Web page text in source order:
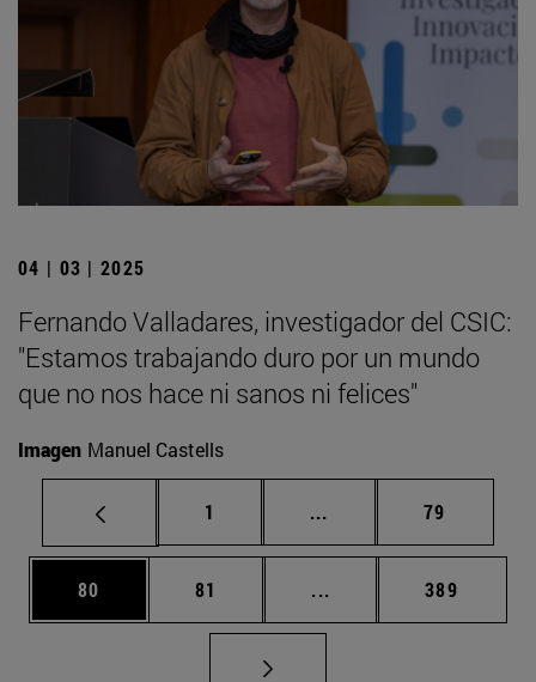
04 | 03 | 2025
Fernando Valladares, investigador del CSIC:
"Estamos trabajando duro por un mundo
que no nos hace ni sanos ni felices"
Imagen Manuel Castells
Página
1 ... Páginas intermedias
Página
79
Página
80 Página
81 ... Páginas intermedias
Página
389